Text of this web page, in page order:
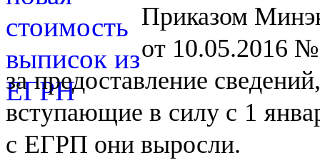
Приказом
от 10.05.2016 №
за предоставление
вступающие в силу с 1
с ЕГРП они выросли.